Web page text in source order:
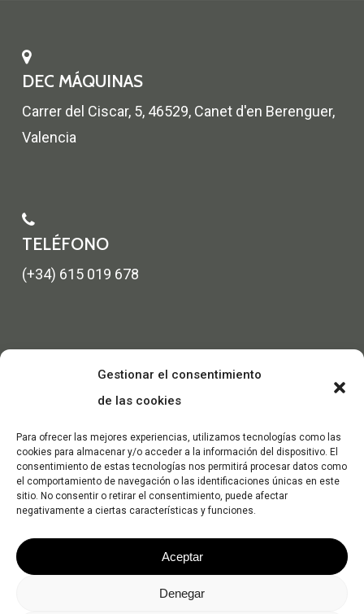
Gestionar el consentimiento
de las cookies
Para ofrecer las mejores experiencias, utilizamos tecnologías como las
cookies para almacenar y/o acceder a la información del dispositivo. El
consentimiento de estas tecnologías nos permitirá procesar datos como
el comportamiento de navegación o las identificaciones únicas en este
sitio. No consentir o retirar el consentimiento, puede afectar
negativamente a ciertas características y funciones.
Aceptar
Denegar
DEC MÁQUINAS
Carrer del Ciscar, 5, 46529, Canet d'en Berenguer,
Valencia
TELÉFONO
(+34) 615 019 678